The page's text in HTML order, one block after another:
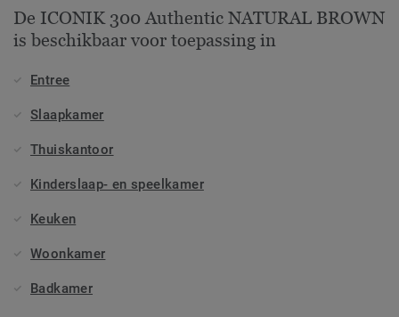
De ICONIK 300 Authentic NATURAL BROWN
is beschikbaar voor toepassing in
Entree
Slaapkamer
Thuiskantoor
Kinderslaap- en speelkamer
Keuken
Woonkamer
Badkamer